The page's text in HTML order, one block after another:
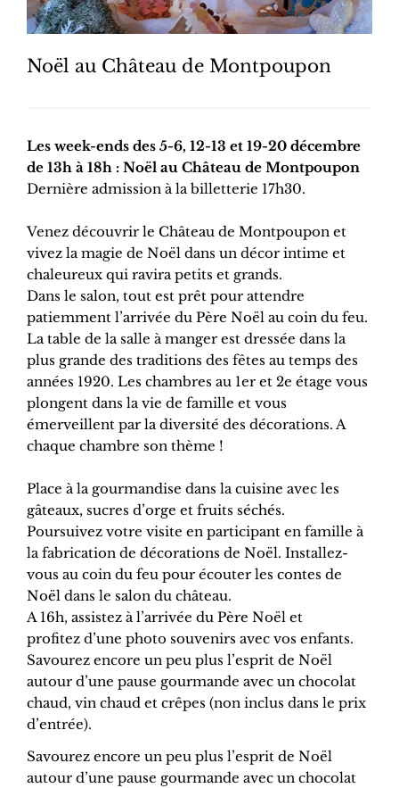
Noël au Château de Montpoupon
Les week-ends des 5-6, 12-13 et 19-20 décembre
de 13h à 18h : Noël au Château de Montpoupon
Dernière admission à la billetterie 17h30.
Venez découvrir le Château de Montpoupon et
vivez la magie de Noël dans un décor intime et
chaleureux qui ravira petits et grands.
Dans le salon, tout est prêt pour attendre
patiemment l’arrivée du Père Noël au coin du feu.
La table de la salle à manger est dressée dans la
plus grande des traditions des fêtes au temps des
années 1920. Les chambres au 1er et 2e étage vous
plongent dans la vie de famille et vous
émerveillent par la diversité des décorations. A
chaque chambre son thème !
Place à la gourmandise dans la cuisine avec les
gâteaux, sucres d’orge et fruits séchés.
Poursuivez votre visite en participant en famille à
la fabrication de décorations de Noël. Installez-
vous au coin du feu pour écouter les contes de
Noël dans le salon du château.
A 16h, assistez à l’arrivée du Père Noël et
profitez d’une photo souvenirs avec vos enfants.
Savourez encore un peu plus l’esprit de Noël
autour d’une pause gourmande avec un chocolat
chaud, vin chaud et crêpes (non inclus dans le prix
d’entrée).
Savourez encore un peu plus l’esprit de Noël
autour d’une pause gourmande avec un chocolat